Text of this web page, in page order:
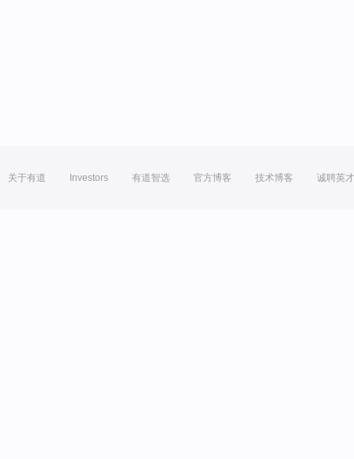
关于有道 Investors 有道智选 官方博客 技术博客 诚聘英才